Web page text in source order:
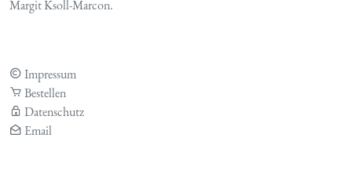
Margit Ksoll-Marcon.
Impressum
Bestellen
Datenschutz
Email